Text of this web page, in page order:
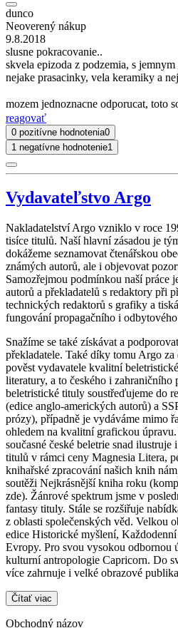
dunco
Neoverený nákup
9.8.2018
slusne pokracovanie..
skvela epizoda z podzemia, s
nejake prasacinky, vela keramiky a
mozem jednoznacne odporucat, toto
reagovať
0 pozitívne hodnotenia0
1 negatívne hodnotenie1
Vydavateľstvo Argo
Nakladatelství Argo vzniklo v roce
tisíce titulů. Naší hlavní zásadou je
dokážeme seznamovat čtenářskou
známých autorů, ale i objevovat
Samozřejmou podmínkou naší práce
autorů a překladatelů s redaktory při
technických redaktorů s grafiky a
fungování propagačního i
Snažíme se také získávat a
překladatele. Také díky tomu Argo za
pověst vydavatele kvalitní
literatury, a to českého i zahraničního
beletristické tituly soustřeďujeme do
(edice anglo-amerických autorů) a
prózy), případně je vydáváme mimo
ohledem na kvalitní grafickou
současné české beletrie snad ilustruje
titulů v rámci ceny Magnesia Litera,
knihařské zpracování našich knih
soutěži Nejkrásnější kniha roku
zde). Žánrové spektrum jsme v
fantasy tituly. Stále se rozšiřuje
z oblasti společenských věd. Velkou
edice Historické myšlení,
Evropy. Pro svou vysokou odbornou
kulturní antropologie Capricorn. Do
více zahrnuje i velké obrazové
Čítať viac
Obchodný názov